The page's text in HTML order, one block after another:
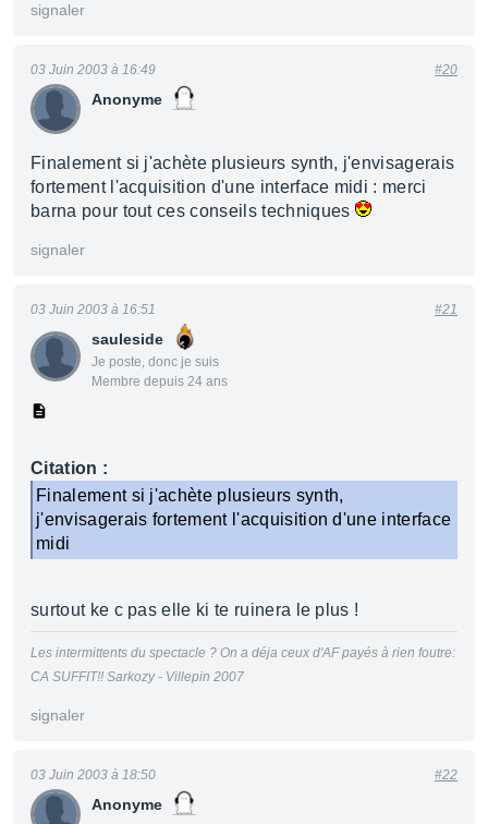
signaler
Anonyme
03 Juin 2003 à 16:49 #20
Finalement si j'achète plusieurs synth, j'envisagerais
fortement l'acquisition d'une interface midi : merci
barna pour tout ces conseils techniques
signaler
sauleside
Je poste, donc je suis
Membre depuis 24 ans
03 Juin 2003 à 16:51 #21
Citation :
Finalement si j'achète plusieurs synth,
j'envisagerais fortement l'acquisition d'une interface
midi
surtout ke c pas elle ki te ruinera le plus !
Les intermittents du spectacle ? On a déja ceux d'AF payés à rien foutre:
CA SUFFIT!! Sarkozy - Villepin 2007
signaler
Anonyme
03 Juin 2003 à 18:50 #22